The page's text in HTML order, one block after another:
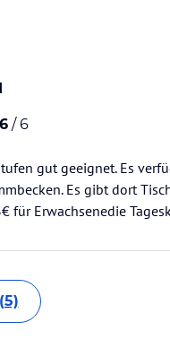
6 / 6
gut geeignet. Es
Es gibt dort
für Erwachsenedie